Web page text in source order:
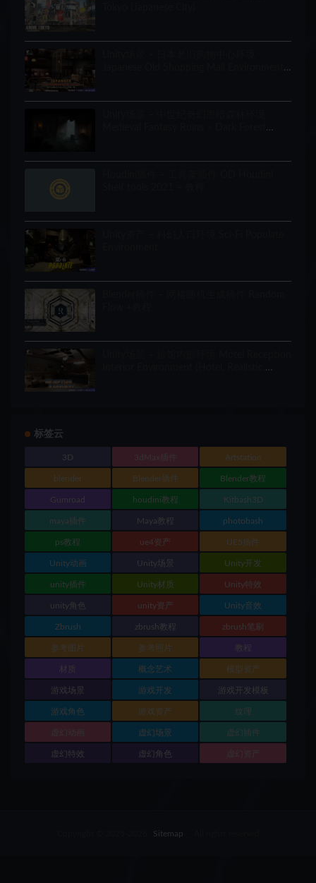
标签云
3D 3dMax插件 Artstation
blender Blender插件 Blender教程
Gumroad houdini教程 Kitbash3D
maya插件 Maya教程 photobash
ps教程 ue4资产 UE5插件
Unity动画 Unity场景 Unity开发
unity插件 Unity材质 Unity特效
unity角色 unity资产 Unity音效
Zbrush zbrush教程 zbrush笔刷
参考图片 参考照片 教程
材质 概念艺术 模型资产
游戏场景 游戏开发 游戏开发模板
游戏角色 游戏资产 纹理
虚幻动画 虚幻场景 虚幻插件
虚幻特效 虚幻角色 虚幻资产
Sitemap